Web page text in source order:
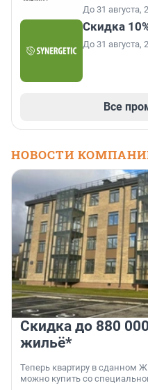
До 31 августа,
Скидка
До 31 августа,
Все
НОВОСТИ
Скидка до 880
жильё*
Теперь квартиру в сданном
можно купить со